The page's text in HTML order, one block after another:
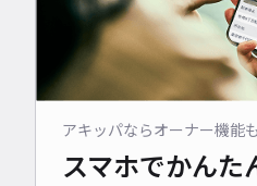
アキッパならオーナー機能
スマホでかんた